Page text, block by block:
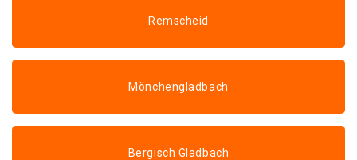
Remscheid
Mönchengladbach
Bergisch Gladbach